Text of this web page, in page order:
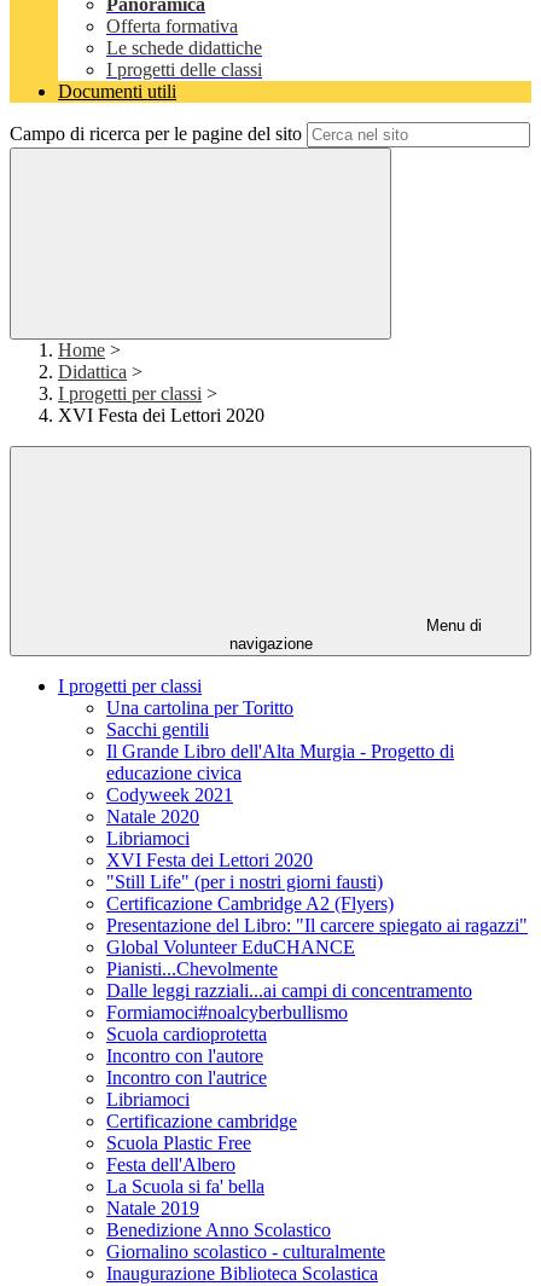
Panoramica
Offerta formativa
Le schede didattiche
I progetti delle classi
Documenti utili
Campo di ricerca per le pagine del sito
Home >
Didattica >
I progetti per classi >
XVI Festa dei Lettori 2020
Menu di
navigazione
I progetti per classi
Una cartolina per Toritto
Sacchi gentili
Il Grande Libro dell'Alta Murgia - Progetto di
educazione civica
Codyweek 2021
Natale 2020
Libriamoci
XVI Festa dei Lettori 2020
"Still Life" (per i nostri giorni fausti)
Certificazione Cambridge A2 (Flyers)
Presentazione del Libro: "Il carcere spiegato ai ragazzi"
Global Volunteer EduCHANCE
Pianisti...Chevolmente
Dalle leggi razziali...ai campi di concentramento
Formiamoci#noalcyberbullismo
Scuola cardioprotetta
Incontro con l'autore
Incontro con l'autrice
Libriamoci
Certificazione cambridge
Scuola Plastic Free
Festa dell'Albero
La Scuola si fa' bella
Natale 2019
Benedizione Anno Scolastico
Giornalino scolastico - culturalmente
Inaugurazione Biblioteca Scolastica